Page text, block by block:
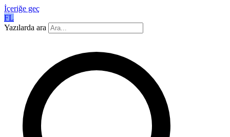
İçeriğe geç
FL
Yazılarda ara